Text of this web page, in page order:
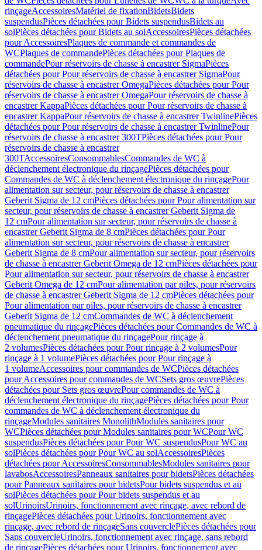
rinçageAccessoiresMatériel de fixationBidetsBidets
suspendusPièces détachées pour Bidets suspendusBidets au
solPièces détachées pour Bidets au solAccessoiresPièces détachées
pour AccessoiresPlaques de commande et commandes de
WCPlaques de commandePièces détachées pour Plaques de
commandePour réservoirs de chasse à encastrer SigmaPièces
détachées pour Pour réservoirs de chasse à encastrer SigmaPour
réservoirs de chasse à encastrer OmegaPièces détachées pour Pour
réservoirs de chasse à encastrer OmegaPour réservoirs de chasse à
encastrer KappaPièces détachées pour Pour réservoirs de chasse à
encastrer KappaPour réservoirs de chasse à encastrer TwinlinePièces
détachées pour Pour réservoirs de chasse à encastrer TwinlinePour
réservoirs de chasse à encastrer 300TPièces détachées pour Pour
réservoirs de chasse à encastrer
300TAccessoiresConsommablesCommandes de WC à
déclenchement électronique du rinçagePièces détachées pour
Commandes de WC à déclenchement électronique du rinçagePour
alimentation sur secteur, pour réservoirs de chasse à encastrer
Geberit Sigma de 12 cmPièces détachées pour Pour alimentation sur
secteur, pour réservoirs de chasse à encastrer Geberit Sigma de
12 cmPour alimentation sur secteur, pour réservoirs de chasse à
encastrer Geberit Sigma de 8 cmPièces détachées pour Pour
alimentation sur secteur, pour réservoirs de chasse à encastrer
Geberit Sigma de 8 cmPour alimentation sur secteur, pour réservoirs
de chasse à encastrer Geberit Omega de 12 cmPièces détachées pour
Pour alimentation sur secteur, pour réservoirs de chasse à encastrer
Geberit Omega de 12 cmPour alimentation par piles, pour réservoirs
de chasse à encastrer Geberit Sigma de 12 cmPièces détachées pour
Pour alimentation par piles, pour réservoirs de chasse à encastrer
Geberit Sigma de 12 cmCommandes de WC à déclenchement
pneumatique du rinçagePièces détachées pour Commandes de WC à
déclenchement pneumatique du rinçagePour rinçage à
2 volumesPièces détachées pour Pour rinçage à 2 volumesPour
rinçage à 1 volumePièces détachées pour Pour rinçage à
1 volumeAccessoires pour commandes de WCPièces détachées
pour Accessoires pour commandes de WCSets gros œuvrePièces
détachées pour Sets gros œuvrePour commandes de WC à
déclenchement électronique du rinçagePièces détachées pour Pour
commandes de WC à déclenchement électronique du
rinçageModules sanitaires MonolithModules sanitaires pour
WCPièces détachées pour Modules sanitaires pour WCPour WC
suspendusPièces détachées pour Pour WC suspendusPour WC au
solPièces détachées pour Pour WC au solAccessoiresPièces
détachées pour AccessoiresConsommablesModules sanitaires pour
lavabosAccessoiresPanneaux sanitaires pour bidetsPièces détachées
pour Panneaux sanitaires pour bidetsPour bidets suspendus et au
solPièces détachées pour Pour bidets suspendus et au
solUrinoirsUrinoirs, fonctionnement avec rinçage, avec rebord de
rinçagePièces détachées pour Urinoirs, fonctionnement avec
rinçage, avec rebord de rinçageSans couverclePièces détachées pour
Sans couvercleUrinoirs, fonctionnement avec rinçage, sans rebord
de rinçagePièces détachées pour Urinoirs, fonctionnement avec